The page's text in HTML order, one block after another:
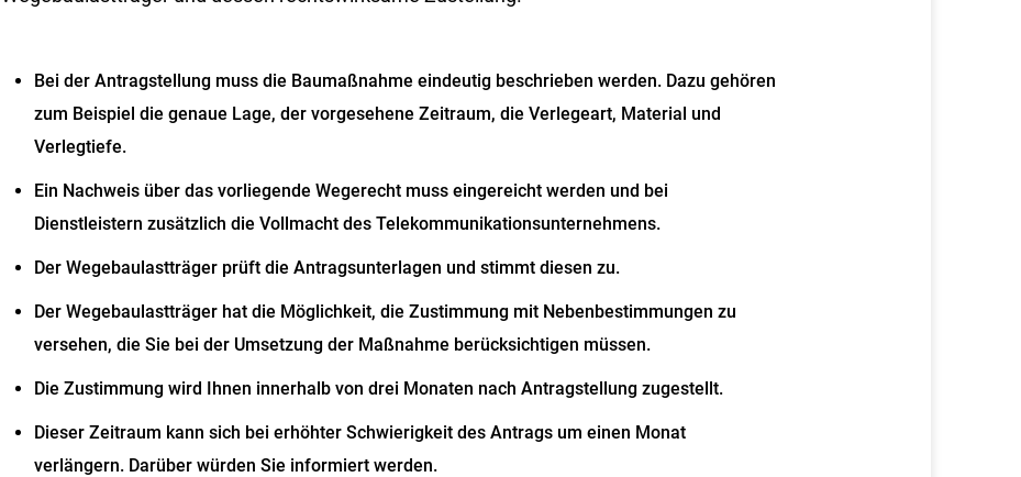
Bei der Antragstellung muss die Baumaßnahme eindeutig beschrieben werden. Dazu gehören
zum Beispiel die genaue Lage, der vorgesehene Zeitraum, die Verlegeart, Material und
Verlegtiefe.
Ein Nachweis über das vorliegende Wegerecht muss eingereicht werden und bei
Dienstleistern zusätzlich die Vollmacht des Telekommunikationsunternehmens.
Der Wegebaulastträger prüft die Antragsunterlagen und stimmt diesen zu.
Der Wegebaulastträger hat die Möglichkeit, die Zustimmung mit Nebenbestimmungen zu
versehen, die Sie bei der Umsetzung der Maßnahme berücksichtigen müssen.
Die Zustimmung wird Ihnen innerhalb von drei Monaten nach Antragstellung zugestellt.
Dieser Zeitraum kann sich bei erhöhter Schwierigkeit des Antrags um einen Monat
verlängern. Darüber würden Sie informiert werden.